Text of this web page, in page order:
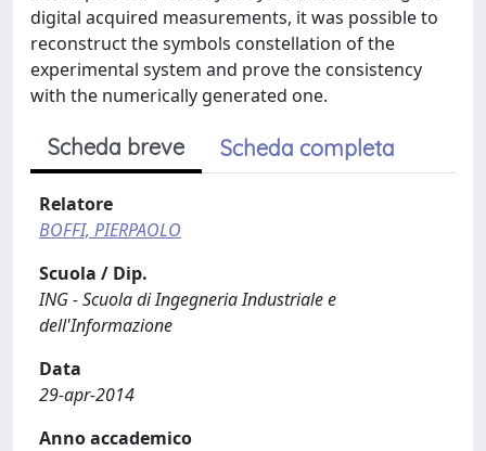
digital acquired measurements, it was possible to
reconstruct the symbols constellation of the
experimental system and prove the consistency
with the numerically generated one.
Scheda breve Scheda completa
Relatore
BOFFI, PIERPAOLO
Scuola / Dip.
ING - Scuola di Ingegneria Industriale e
dell'Informazione
Data
29-apr-2014
Anno accademico